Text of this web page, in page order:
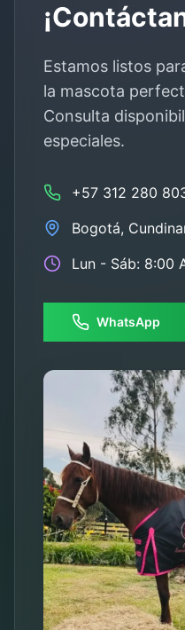
Estamos listos
la mascota
Consulta
especiales.
+57 312 280
Bogotá,
Lun - Sáb: 8:00
WhatsApp